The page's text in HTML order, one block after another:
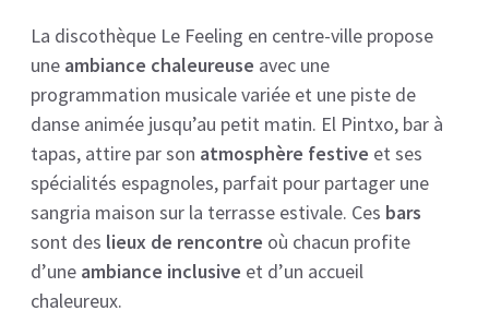
La discothèque Le Feeling en centre-ville propose
une ambiance chaleureuse avec une
programmation musicale variée et une piste de
danse animée jusqu’au petit matin. El Pintxo, bar à
tapas, attire par son atmosphère festive et ses
spécialités espagnoles, parfait pour partager une
sangria maison sur la terrasse estivale. Ces bars
sont des lieux de rencontre où chacun profite
d’une ambiance inclusive et d’un accueil
chaleureux.